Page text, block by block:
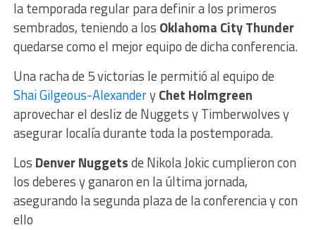
la temporada regular para definir a los primeros
sembrados, teniendo a los Oklahoma City Thunder
quedarse como el mejor equipo de dicha conferencia.
Una racha de 5 victorias le permitió al equipo de
Shai Gilgeous-AlexanderyChet Holmgreen
aprovechar el desliz de Nuggets y Timberwolves y
asegurar localía durante toda la postemporada.
Los Denver Nuggetsde Nikola Jokic cumplieron con
los deberes y ganaron en la última jornada,
asegurando la segunda plaza de la conferencia y con
ello